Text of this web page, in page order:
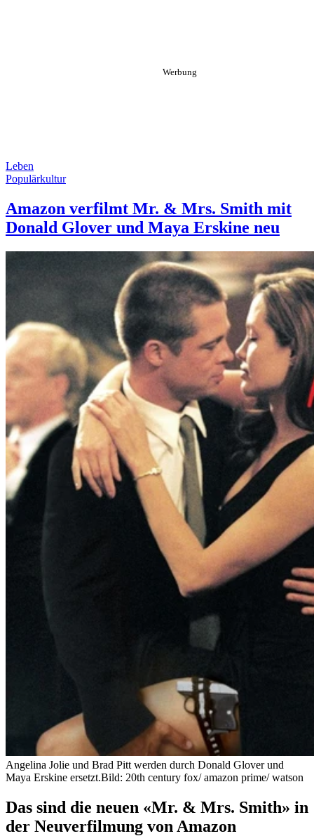
Leben
Populärkultur
Amazon verfilmt Mr. & Mrs. Smith mit
Donald Glover und Maya Erskine neu
Angelina Jolie und Brad Pitt werden durch Donald Glover und
Maya Erskine ersetzt.Bild: 20th century fox/ amazon prime/ watson
Das sind die neuen «Mr. & Mrs. Smith» in
der Neuverfilmung von Amazon